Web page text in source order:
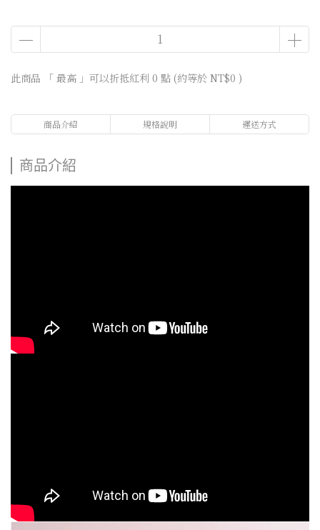
此商品 「 最高 」可以折抵紅利 0 點 (約等於 NT$0 )
商品介紹 規格說明 運送方式
商品介紹